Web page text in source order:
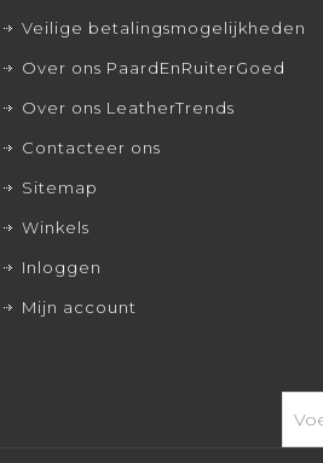
Veilige betalingsmogelijkheden
Over ons PaardEnRuiterGoed
Over ons LeatherTrends
Contacteer ons
Sitemap
Winkels
Inloggen
Mijn account